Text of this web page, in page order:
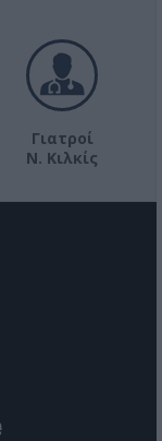
Γιατροί
Ν. Κιλκίς